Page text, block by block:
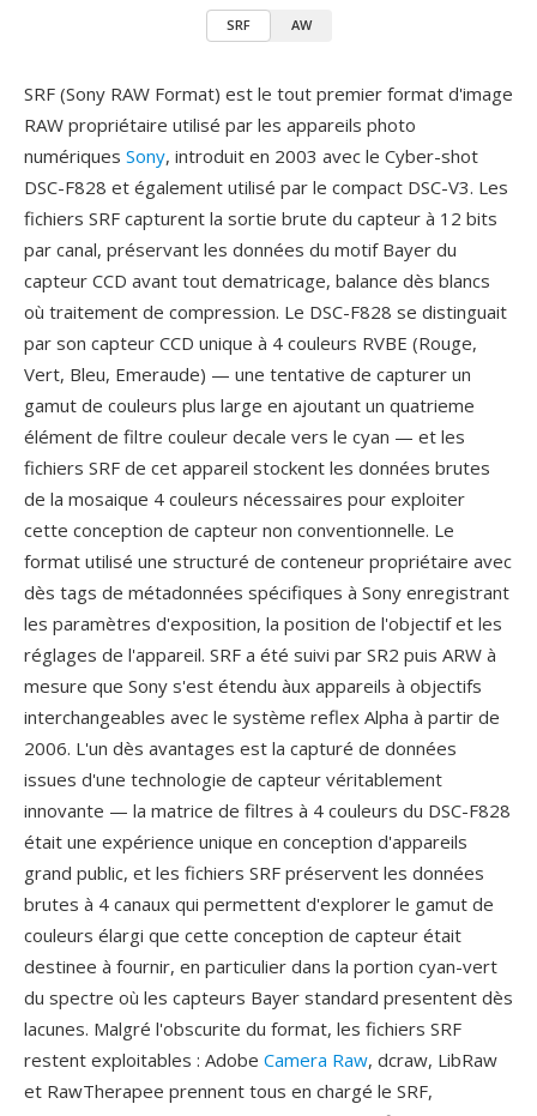
SRF AW
SRF (Sony RAW Format) est le tout premier format d'image
RAW propriétaire utilisé par les appareils photo
numériques Sony, introduit en 2003 avec le Cyber-shot
DSC-F828 et également utilisé par le compact DSC-V3. Les
fichiers SRF capturent la sortie brute du capteur à 12 bits
par canal, préservant les données du motif Bayer du
capteur CCD avant tout dematricage, balance dès blancs
où traitement de compression. Le DSC-F828 se distinguait
par son capteur CCD unique à 4 couleurs RVBE (Rouge,
Vert, Bleu, Emeraude) — une tentative de capturer un
gamut de couleurs plus large en ajoutant un quatrieme
élément de filtre couleur decale vers le cyan — et les
fichiers SRF de cet appareil stockent les données brutes
de la mosaique 4 couleurs nécessaires pour exploiter
cette conception de capteur non conventionnelle. Le
format utilisé une structuré de conteneur propriétaire avec
dès tags de métadonnées spécifiques à Sony enregistrant
les paramètres d'exposition, la position de l'objectif et les
réglages de l'appareil. SRF a été suivi par SR2 puis ARW à
mesure que Sony s'est étendu àux appareils à objectifs
interchangeables avec le système reflex Alpha à partir de
2006. L'un dès avantages est la capturé de données
issues d'une technologie de capteur véritablement
innovante — la matrice de filtres à 4 couleurs du DSC-F828
était une expérience unique en conception d'appareils
grand public, et les fichiers SRF préservent les données
brutes à 4 canaux qui permettent d'explorer le gamut de
couleurs élargi que cette conception de capteur était
destinee à fournir, en particulier dans la portion cyan-vert
du spectre où les capteurs Bayer standard presentent dès
lacunes. Malgré l'obscurite du format, les fichiers SRF
restent exploitables : Adobe Camera Raw, dcraw, LibRaw
et RawTherapee prennent tous en chargé le SRF,